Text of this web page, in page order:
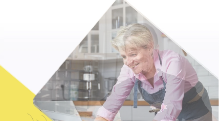
Fakturační poradna